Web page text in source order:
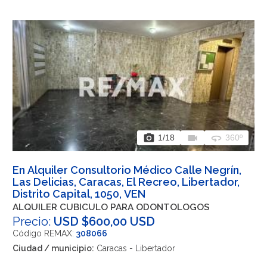
photo_camera 1/18 videocam 360 360º
En Alquiler Consultorio Médico Calle Negrín,
Las Delicias, Caracas, El Recreo, Libertador,
Distrito Capital, 1050, VEN
ALQUILER CUBICULO PARA ODONTOLOGOS
Precio: USD $600,00 USD
Código REMAX: 308066
Ciudad / municipio: Caracas - Libertador